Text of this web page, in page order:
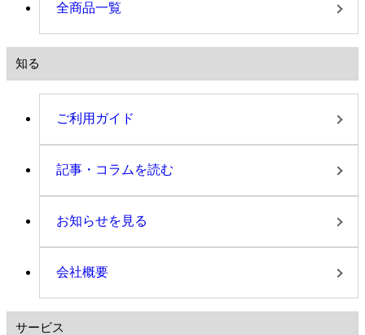
全商品一覧
知る
ご利用ガイド
記事・コラムを読む
お知らせを見る
会社概要
サービス